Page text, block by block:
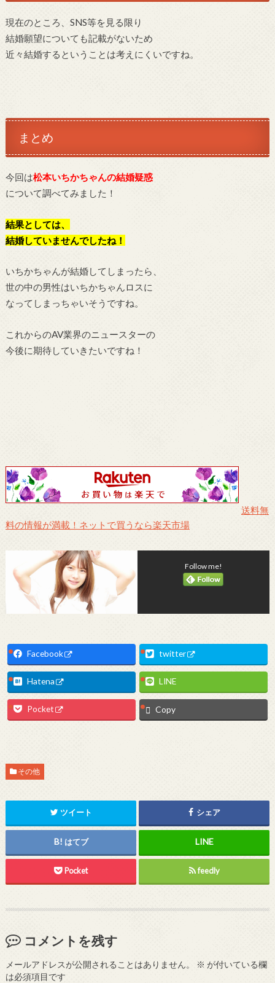
現在のところ、SNS等を見る限り
結婚願望についても記載がないため
近々結婚するということは考えにくいですね。
まとめ
今回は松本いちかちゃんの結婚疑惑
について調べてみました！
結果としては、
結婚していませんでしたね！
いちかちゃんが結婚してしまったら、
世の中の男性はいちかちゃんロスに
なってしまっちゃいそうですね。
これからのAV業界のニュースターの
今後に期待していきたいですね！
送料無
料の情報が満載！ネットで買うなら楽天市場
Follow me!
Facebook twitter
Hatena LINE
Pocket Copy
その他
ツイート シェア
はてブ
Pocket feedly
コメントを残す
メールアドレスが公開されることはありません。 ※ が付いている欄
は必須項目です